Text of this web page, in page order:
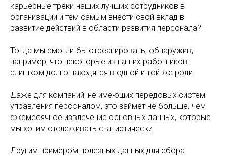
карьерные треки наших лучших сотрудников в
организации и тем самым внести свой вклад в
развитие действий в области развития персонала?
Тогда мы смогли бы отреагировать, обнаружив,
например, что некоторые из наших работников
слишком долго находятся в одной и той же роли.
Даже для компаний, не имеющих передовых систем
управления персоналом, это займет не больше, чем
ежемесячное извлечение основных данных, которые
мы хотим отслеживать статистически.
Другим примером полезных данных для сбора